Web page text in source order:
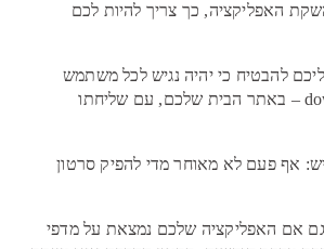
האפליקציה, כך צריך להיות לכם
להבטיח כי יהיה נגיש לכל משתמש
לאחר שלחץ download – באתר הבית שלכם, עם שליחתו
אף פעם לא מאוחר מדי להפיק סרטון
גם אם האפליקציה שלכם נמצאת על מדפי